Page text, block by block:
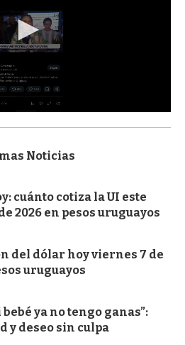
Noticias
cuánto cotiza la UI este
2026 en pesos uruguayos
del dólar hoy viernes 7 de
uruguayos
ya no tengo ganas”:
y deseo sin culpa